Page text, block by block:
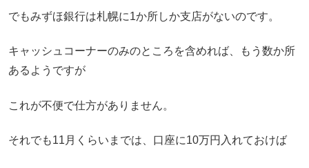
でもみずほ銀行は札幌に1か所しか支店がないのです。
キャッシュコーナーのみのところを含めれば、もう数か所
あるようですが
これが不便で仕方がありません。
それでも11月くらいまでは、口座に10万円入れておけば